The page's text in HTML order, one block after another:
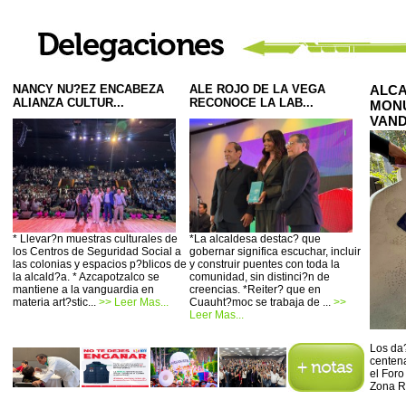
NANCY NU?EZ ENCABEZA
ALIANZA CULTUR...
* Llevar?n muestras culturales de
los Centros de Seguridad Social a
las colonias y espacios p?blicos de
la alcald?a. * Azcapotzalco se
mantiene a la vanguardia en
materia art?stic... >> Leer Mas...
ALE ROJO DE LA VEGA
RECONOCE LA LAB...
*La alcaldesa destac? que
gobernar significa escuchar, incluir
y construir puentes con toda la
comunidad, sin distinci?n de
creencias. *Reiter? que en
Cuauht?moc se trabaja de ... >>
Leer Mas...
Los
el
Zona